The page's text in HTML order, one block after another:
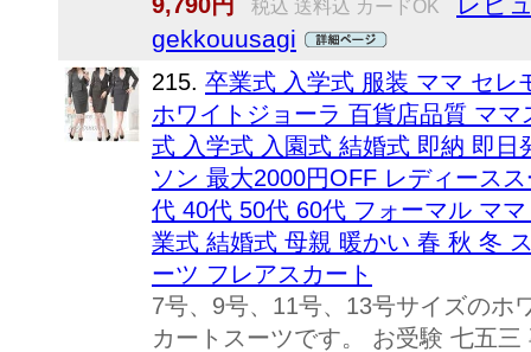
税込 送料込 カードOK
gekkouusagi
215. 卒業式 入学式 服装 ママ セレ
ホワイトジョーラ 百貨店品質 マ
式 入学式 入園式 結婚式 即納 即
ソン 最大2000円OFF レディース
代 40代 50代 60代 フォーマル マ
業式 結婚式 母親 暖かい 春 秋 冬
ーツ フレアスカート
7号、9号、11号、13号サイズのホ
カートスーツです。 お受験 七五